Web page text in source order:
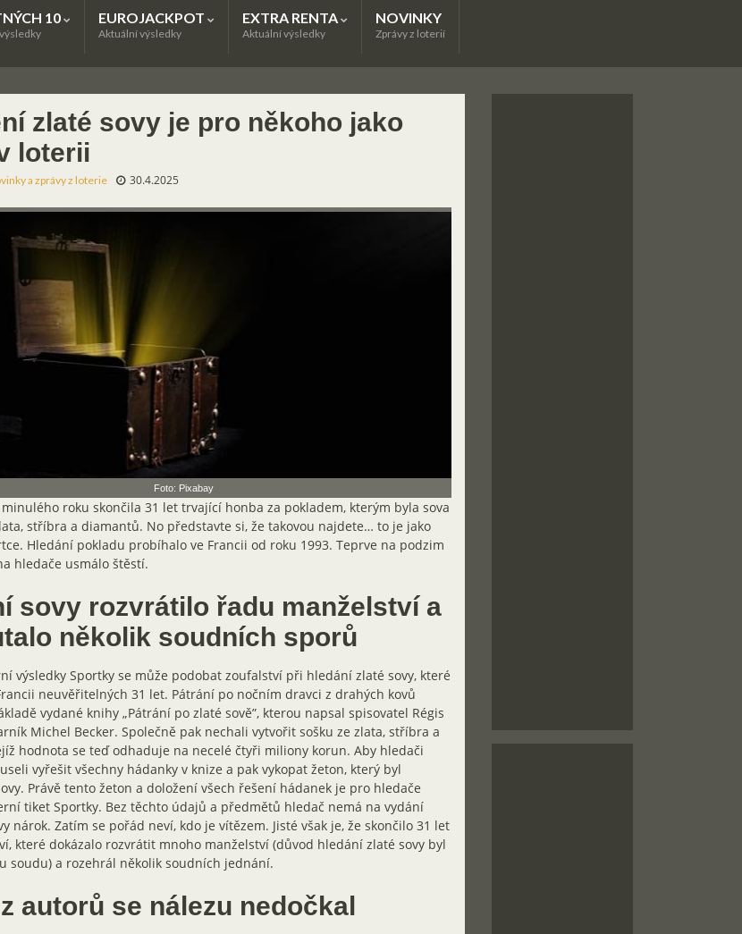
10 EUROJACKPOT
Aktuální výsledky
EXTRA RENTA
Aktuální výsledky
NOVINKY
Zprávy z loterií
zlaté sovy je pro někoho jako
loterii
a zprávy z loterie 30.4.2025
Foto: Pixabay
roku skončila 31 let trvající honba za pokladem, kterým byla sova
stříbra a diamantů. No představte si, že takovou najdete… to je jako
Hledání pokladu probíhalo ve Francii od roku 1993. Teprve na podzim
hledače usmálo štěstí.
sovy rozvrátilo řadu manželství a
několik soudních sporů
výsledky Sportky se může podobat zoufalství při hledání zlaté sovy, které
neuvěřitelných 31 let. Pátrání po nočním dravci z drahých kovů
vydané knihy „Pátrání po zlaté sově”, kterou napsal spisovatel Régis
Michel Becker. Společně pak nechali vytvořit sošku ze zlata, stříbra a
hodnota se teď odhaduje na necelé čtyři miliony korun. Aby hledači
vyřešit všechny hádanky v knize a pak vykopat žeton, který byl
Právě tento žeton a doložení všech řešení hádanek je pro hledače
tiket Sportky. Bez těchto údajů a předmětů hledač nemá na vydání
nárok. Zatím se pořád neví, kdo je vítězem. Jisté však je, že skončilo 31 let
které dokázalo rozvrátit mnoho manželství (důvod hledání zlaté sovy byl
soudu) a rozehrál několik soudních jednání.
autorů se nálezu nedočkal